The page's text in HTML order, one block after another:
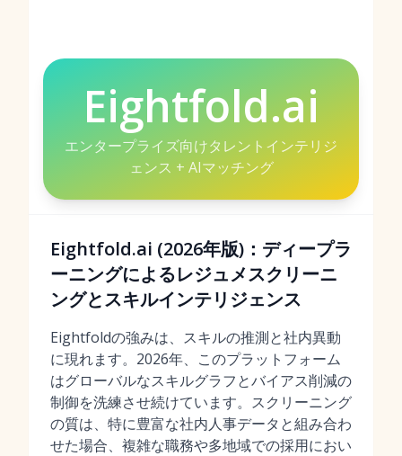
Eightfold.ai
エンタープライズ向けタレントインテリジ
ェンス + AIマッチング
Eightfold.ai (2026年版)：ディープラ
ーニングによるレジュメスクリーニ
ングとスキルインテリジェンス
Eightfoldの強みは、スキルの推測と社内異動
に現れます。2026年、このプラットフォーム
はグローバルなスキルグラフとバイアス削減の
制御を洗練させ続けています。スクリーニング
の質は、特に豊富な社内人事データと組み合わ
せた場合、複雑な職務や多地域での採用におい